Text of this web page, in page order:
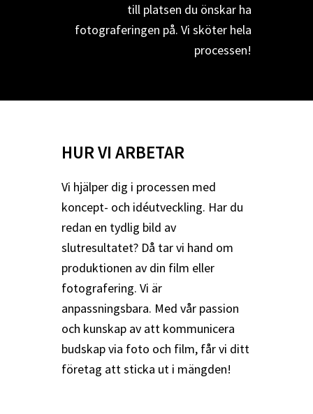
till platsen du önskar ha
fotograferingen på. Vi sköter hela
processen!
HUR VI ARBETAR
Vi hjälper dig i processen med
koncept- och idéutveckling. Har du
redan en tydlig bild av
slutresultatet? Då tar vi hand om
produktionen av din film eller
fotografering. Vi är
anpassningsbara. Med vår passion
och kunskap av att kommunicera
budskap via foto och film, får vi ditt
företag att sticka ut i mängden!